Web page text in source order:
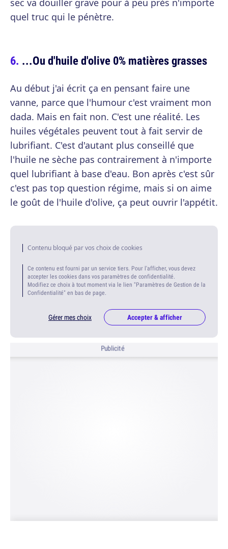
sec va douiller grave pour à peu près n'importe
quel truc qui le pénètre.
...Ou d'huile d'olive 0% matières grasses
Au début j'ai écrit ça en pensant faire une
vanne, parce que l'humour c'est vraiment mon
dada. Mais en fait non. C'est une réalité. Les
huiles végétales peuvent tout à fait servir de
lubrifiant. C'est d'autant plus conseillé que
l'huile ne sèche pas contrairement à n'importe
quel lubrifiant à base d'eau. Bon après c'est sûr
c'est pas top question régime, mais si on aime
le goût de l'huile d'olive, ça peut ouvrir l'appétit.
Contenu bloqué par vos choix de cookies
Ce contenu est fourni par un service tiers. Pour l'afficher, vous devez
accepter les cookies dans vos paramètres de confidentialité.
Modifiez ce choix à tout moment via le lien "Paramètres de Gestion de la
Confidentialité" en bas de page.
Gérer mes choix Accepter & afficher
Publicité